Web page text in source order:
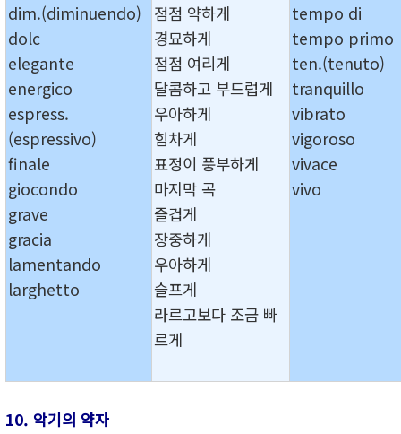
dim.(diminuendo)
dolc
elegante
energico
espress.
(espressivo)
finale
giocondo
grave
gracia
lamentando
larghetto
점점 약하게
경묘하게
점점 여리게
달콤하고 부드럽게
우아하게
힘차게
표정이 풍부하게
마지막 곡
즐겁게
장중하게
우아하게
슬프게
라르고보다 조금 빠
르게
tempo di
tempo primo
ten.(tenuto)
tranquillo
vibrato
vigoroso
vivace
vivo
10. 악기의 약자